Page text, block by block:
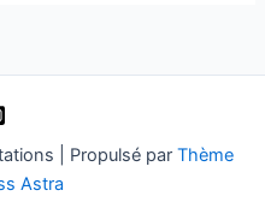
| Propulsé par Thème
Astra